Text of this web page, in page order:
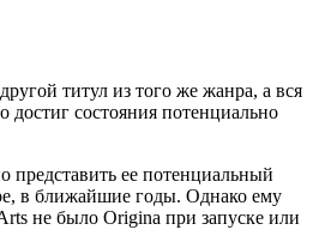
титул из того же жанра, а вся
состояния потенциально
представить ее потенциальный
в ближайшие годы. Однако ему
не было Origina при запуске или